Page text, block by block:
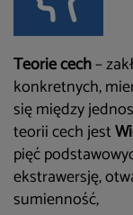
Teorie cech–
konkretnych,
się między
teorii cech jest
pięć
ekstrawersję,
sumienność,